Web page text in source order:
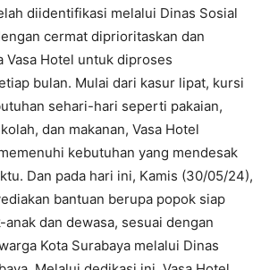
diidentifikasi melalui Dinas Sosial
cermat diprioritaskan dan
Vasa Hotel untuk diproses
bulan. Mulai dari kasur lipat, kursi
sehari-hari seperti pakaian,
dan makanan, Vasa Hotel
kebutuhan yang mendesak
Dan pada hari ini, Kamis (30/05/24),
bantuan berupa popok siap
anak dan dewasa, sesuai dengan
Kota Surabaya melalui Dinas